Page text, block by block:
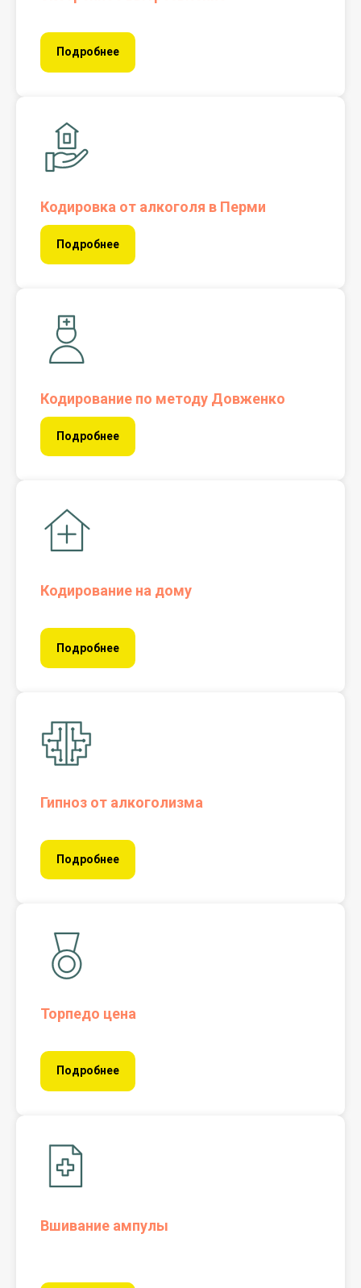
Подробнее
Кодировка от алкоголя в Перми
Подробнее
Кодирование по методу Довженко
Подробнее
Кодирование на дому
Подробнее
Гипноз от алкоголизма
Подробнее
Торпедо цена
Подробнее
Вшивание ампулы